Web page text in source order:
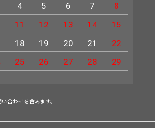
4 5 6 7
8
11 12 13 14
15
18 19 20 21
22
25 26 27 28
29
合わせを含みます。